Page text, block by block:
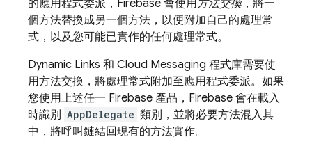
的應用程式委派，Firebase 會使用方法交換 ，將一
個方法替換成另一個方法，以便附加自己的處理常
式，以及您可能已實作的任何處理常式。
Dynamic Links 和 Cloud Messaging 程式庫需要使
用方法交換，將處理常式附加至應用程式委派。如果
您使用上述任一 Firebase 產品，Firebase 會在載入
時識別 AppDelegate 類別，並將必要方法混入其
中，將呼叫鏈結回現有的方法實作。